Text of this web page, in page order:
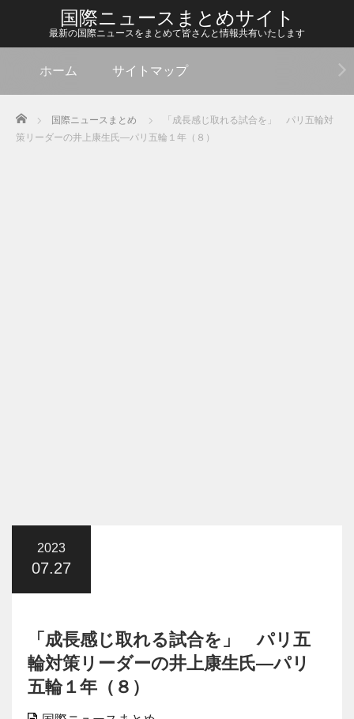
国際ニュースまとめサイト
最新の国際ニュースをまとめて皆さんと情報共有いたします
ホーム サイトマップ
Home 国際ニュースまとめ
「成長感じ取れる試合を」 パリ五輪対
策リーダーの井上康生氏―パリ五輪１年（８）
2023
07.27
「成長感じ取れる試合を」 パリ五
輪対策リーダーの井上康生氏―パリ
五輪１年（８）